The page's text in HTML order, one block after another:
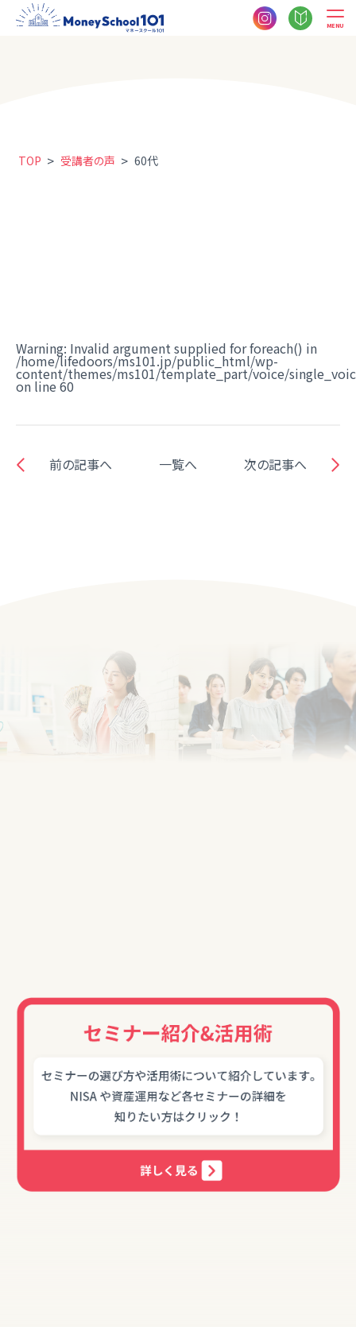
MENU
TOP > 受講者の声 > 60代
Warning: Invalid argument supplied for foreach() in
/home/lifedoors/ms101.jp/public_html/wp-
content/themes/ms101/template_part/voice/
on line 60
前の記事へ 一覧へ 次の記事へ